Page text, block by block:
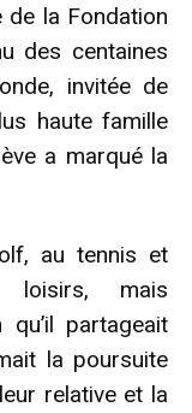
de la Fondation
des centaines
invitée de
haute famille
a marqué la
au tennis et
loisirs, mais
partageait
la poursuite
relative et la